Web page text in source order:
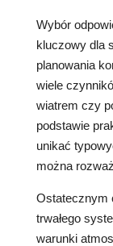
Wybór
kluczowy dla
planowania
wiele
wiatrem czy
podstawie
unikać
można
Ostatecznym
trwałego
warunki